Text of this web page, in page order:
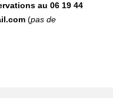
au 06 19 44
(pas de